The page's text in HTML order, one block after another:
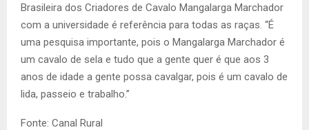
Brasileira dos Criadores de Cavalo Mangalarga Marchador
com a universidade é referência para todas as raças. “É
uma pesquisa importante, pois o Mangalarga Marchador é
um cavalo de sela e tudo que a gente quer é que aos 3
anos de idade a gente possa cavalgar, pois é um cavalo de
lida, passeio e trabalho.”
Fonte: Canal Rural